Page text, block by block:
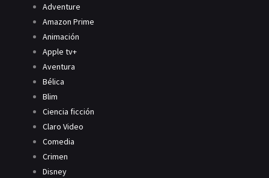
Adventure
Amazon Prime
Animación
Apple tv+
Aventura
Bélica
Blim
Ciencia ficción
Claro Video
Comedia
Crimen
Disney